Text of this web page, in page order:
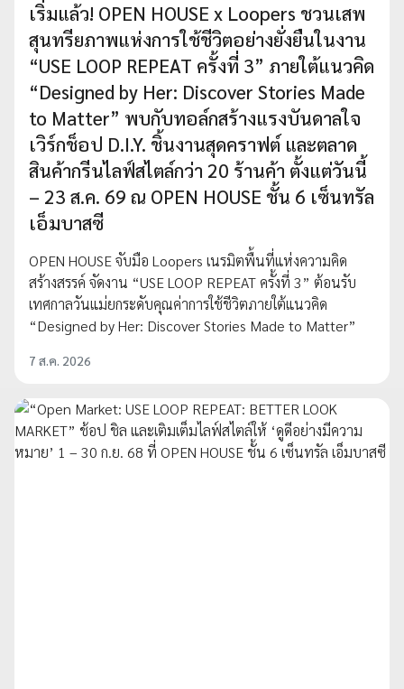
เริ่มแล้ว! OPEN HOUSE x Loopers ชวนเสพ
สุนทรียภาพแห่งการใช้ชีวิตอย่างยั่งยืนในงาน
“USE LOOP REPEAT ครั้งที่ 3” ภายใต้แนวคิด
“Designed by Her: Discover Stories Made
to Matter” พบกับทอล์กสร้างแรงบันดาลใจ
เวิร์กช็อป D.I.Y. ชิ้นงานสุดคราฟต์ และตลาด
สินค้ากรีนไลฟ์สไตล์กว่า 20 ร้านค้า ตั้งแต่วันนี้
– 23 ส.ค. 69 ณ OPEN HOUSE ชั้น 6 เซ็นทรัล
เอ็มบาสซี
OPEN HOUSE จับมือ Loopers เนรมิตพื้นที่แห่งความคิด
สร้างสรรค์ จัดงาน “USE LOOP REPEAT ครั้งที่ 3” ต้อนรับ
เทศกาลวันแม่ยกระดับคุณค่าการใช้ชีวิตภายใต้แนวคิด
“Designed by Her: Discover Stories Made to Matter”
7 ส.ค. 2026